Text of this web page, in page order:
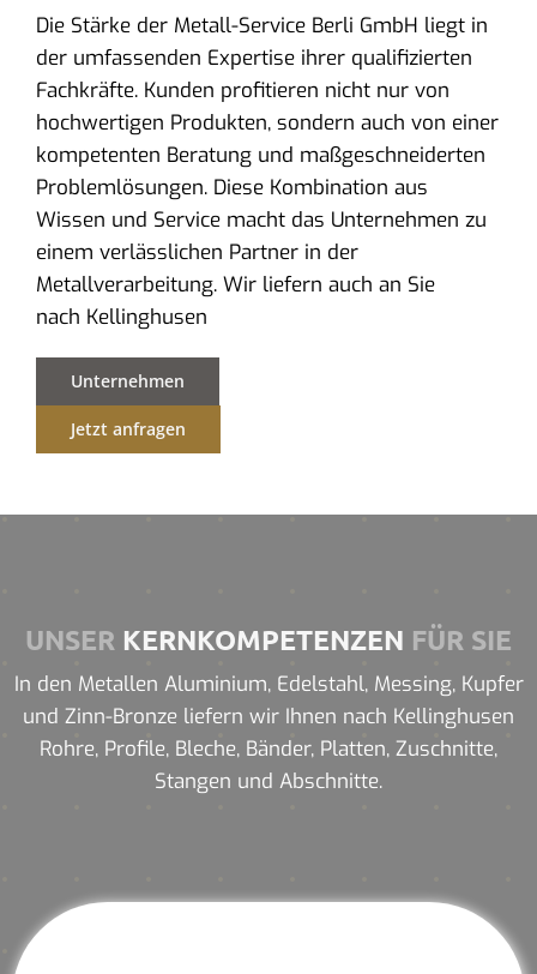
Die Stärke der Metall-Service Berli GmbH liegt in
der umfassenden Expertise ihrer qualifizierten
Fachkräfte. Kunden profitieren nicht nur von
hochwertigen Produkten, sondern auch von einer
kompetenten Beratung und maßgeschneiderten
Problemlösungen. Diese Kombination aus
Wissen und Service macht das Unternehmen zu
einem verlässlichen Partner in der
Metallverarbeitung. Wir liefern auch an Sie
nach Kellinghusen
Unternehmen
Jetzt anfragen
UNSER KERNKOMPETENZEN FÜR SIE
In den Metallen Aluminium, Edelstahl, Messing, Kupfer
und Zinn-Bronze liefern wir Ihnen nach Kellinghusen
Rohre, Profile, Bleche, Bänder, Platten, Zuschnitte,
Stangen und Abschnitte.